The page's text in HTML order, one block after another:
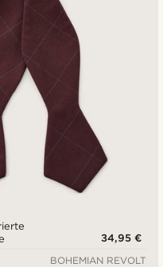
Preis
34,95 €
BOHEMIAN REVOLT